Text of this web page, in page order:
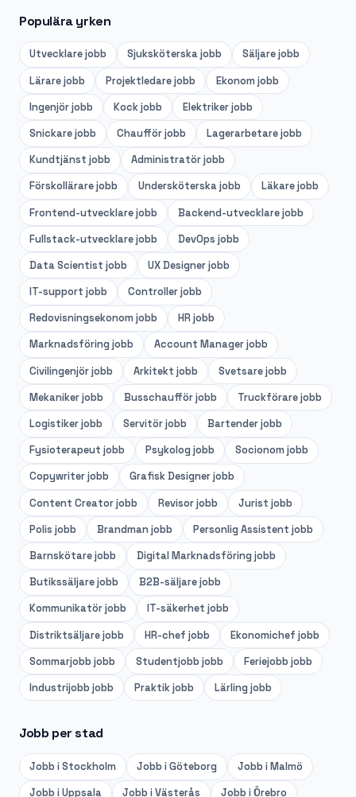
Populära yrken
Utvecklarejobb Sjuksköterskajobb Säljarejobb
Lärarejobb Projektledarejobb Ekonom jobb
Ingenjörjobb Kockjobb Elektrikerjobb
Snickarejobb Chaufförjobb Lagerarbetarejobb
Kundtjänst jobb Administratörjobb
Förskollärarejobb Undersköterskajobb Läkarejobb
Frontend-utvecklarejobb Backend-utvecklarejobb
Fullstack-utvecklarejobb DevOps jobb
Data Scientist jobb UX Designerjobb
IT-support jobb Controllerjobb
Redovisningsekonom jobb HR jobb
Marknadsföring jobb Account Managerjobb
Civilingenjörjobb Arkitekt jobb Svetsarejobb
Mekanikerjobb Busschaufförjobb Truckförarejobb
Logistikerjobb Servitörjobb Bartenderjobb
Fysioterapeut jobb Psykolog jobb Socionom jobb
Copywriterjobb Grafisk Designerjobb
Content Creatorjobb Revisorjobb Jurist jobb
Polis jobb Brandman jobb Personlig Assistent jobb
Barnskötarejobb Digital Marknadsföring jobb
Butikssäljarejobb B2B-säljarejobb
Kommunikatörjobb IT-säkerhet jobb
Distriktsäljarejobb HR-chef jobb Ekonomichef jobb
Sommarjobb jobb Studentjobb jobb Feriejobb jobb
Industrijobb jobb Praktikjobb Lärling jobb
Jobb per stad
Jobb iStockholm Jobb iGöteborg Jobb iMalmö
Jobb iUppsala Jobb iVästerås Jobb iÖrebro